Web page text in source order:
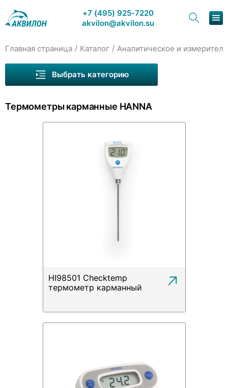
+7 (495) 925-7220
akvilon@akvilon.su
Главная страница / Каталог / Аналитическое и
Термометры карманные HANNA
HI98501 Checktemp
термометр карманный
Выбрать категорию